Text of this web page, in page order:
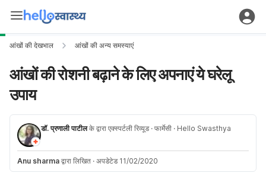
आंखों की देखभाल आंखों की अन्य समस्याएं
आंखों की रोशनी बढ़ाने के लिए अपनाएं ये घरेलू
उपाय
डॉ. प्रणाली पाटीलके द्वारा एक्स्पर्टली रिव्यूड · फार्मेसी · Hello Swasthya
Anu sharma द्वारा लिखित · अपडेटेड 11/02/2020